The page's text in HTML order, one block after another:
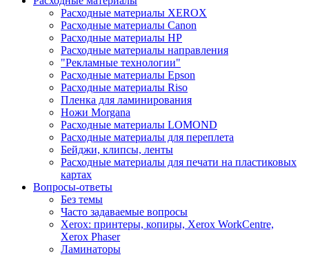
Расходные материалы XEROX
Расходные материалы Canon
Расходные материалы HP
Расходные материалы направления
"Рекламные технологии"
Расходные материалы Epson
Расходные материалы Riso
Пленка для ламинирования
Ножи Morgana
Расходные материалы LOMOND
Расходные материалы для переплета
Бейджи, клипсы, ленты
Расходные материалы для печати на пластиковых
картах
Вопросы-ответы
Без темы
Часто задаваемые вопросы
Xerox: принтеры, копиры, Xerox WorkCentre,
Xerox Phaser
Ламинаторы